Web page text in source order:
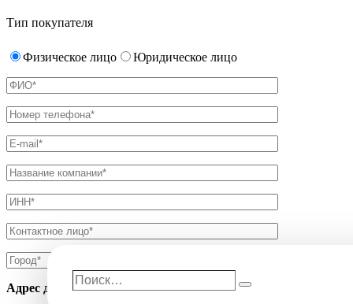
Тип покупателя
Физическое лицо Юридическое лицо
Адрес доставки
Поиск…
Поиск